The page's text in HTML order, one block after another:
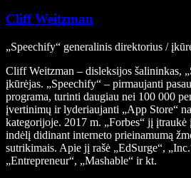
Cliff Weitzman
„Speechify“ generalinis direktorius /
Cliff Weitzman – disleksijos šalininkas,
įkūrėjas. „Speechify“ – pirmaujanti
programa, turinti daugiau nei 100 000
įvertinimų ir lyderiaujanti „App Store“
kategorijoje. 2017 m. „Forbes“ jį įtraukė
indėlį didinant interneto prieinamumą
sutrikimais. Apie jį rašė „EdSurge“,
„Entrepreneur“, „Mashable“ ir kt.